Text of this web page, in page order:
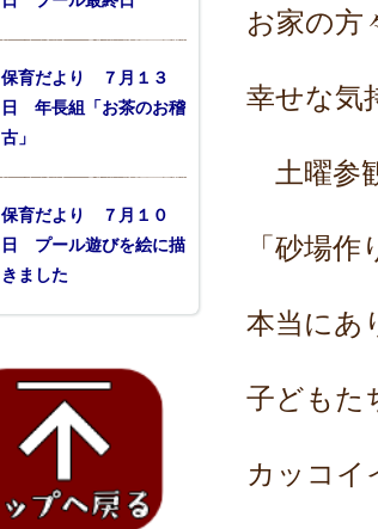
保育だより ７月１３
日 年長組「お茶のお稽
古」
保育だより ７月１０
日 プール遊びを絵に描
きました
お家の方
幸せな気
土曜参
「砂場
本当にあ
子どもた
カッコイ